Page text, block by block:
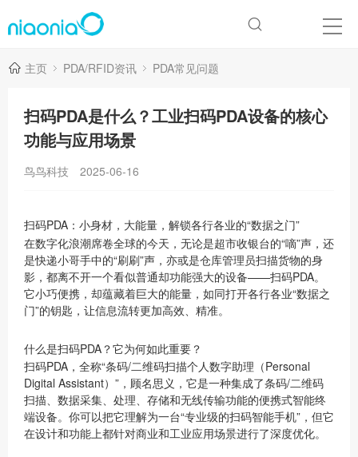
主页 PDA/RFID资讯 PDA常见问题
扫码PDA是什么？工业扫码PDA设备的核心
功能与应用场景
鸟鸟科技 2025-06-16
扫码PDA：小身材，大能量，解锁各行各业的“数据之门”
在数字化浪潮席卷全球的今天，无论是超市收银台的“嘀”声，还
是快递小哥手中的“刷刷”声，亦或是仓库管理员扫描货物的身
影，都离不开一个看似普通却功能强大的设备——扫码PDA。
它小巧便携，却蕴藏着巨大的能量，如同打开各行各业“数据之
门”的钥匙，让信息流转更加高效、精准。
什么是扫码PDA？它为何如此重要？
扫码PDA，全称“条码/二维码扫描个人数字助理（Personal
Digital Assistant）”，顾名思义，它是一种集成了条码/二维码
扫描、数据采集、处理、存储和无线传输功能的便携式智能终
端设备。你可以把它理解为一台“专业级的扫码智能手机”，但它
在设计和功能上都针对商业和工业应用场景进行了深度优化。